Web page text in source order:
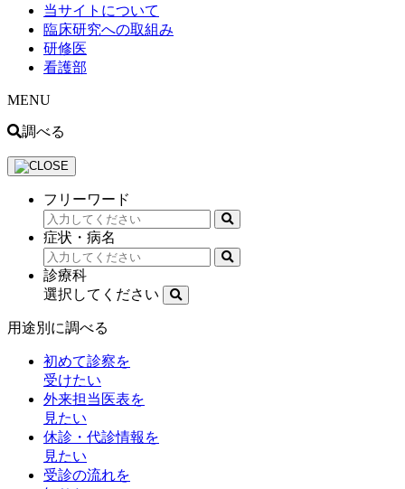
当サイトについて
臨床研究への取組み
研修医
看護部
MENU
調べる
フリーワード
症状・病名
診療科
選択してください
用途別に調べる
初めて診察を
受けたい
外来担当医表を
見たい
休診・代診情報を
見たい
受診の流れを